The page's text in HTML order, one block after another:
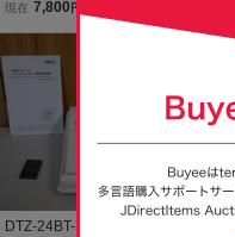
T-3D(WH)TEL領収書可1
現在 7,800 円
DTZ-24BT-3D(WH) NEC
送料無料